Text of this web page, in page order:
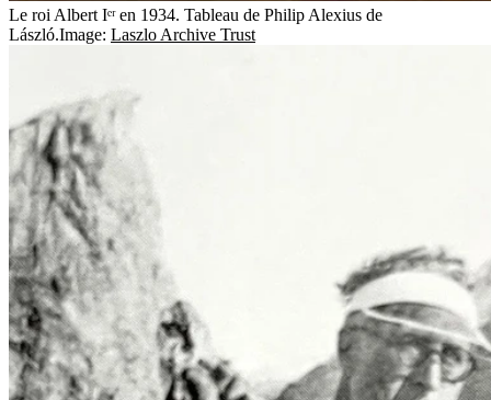
Le roi Albert Iᵉʳ en 1934. Tableau de Philip Alexius de
László.Image: Laszlo Archive Trust